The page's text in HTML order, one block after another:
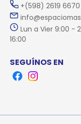
+(598) 2619 6670
Lun a Vier 9:00 -
16:00
SEGUÍNOS EN
FacebookInstagram